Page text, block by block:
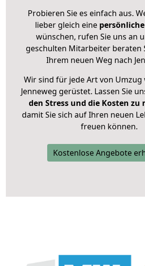
Probieren Sie es einfach aus.
lieber gleich eine
wünschen, rufen Sie uns an
geschulten Mitarbeiter beraten
Ihrem neuen Weg nach
Wir sind für jede Art von Umzug
Jenneweg gerüstet. Lassen Sie
den Stress und die Kosten
damit Sie sich auf Ihren neuen
freuen können.
Kostenlose Angebote